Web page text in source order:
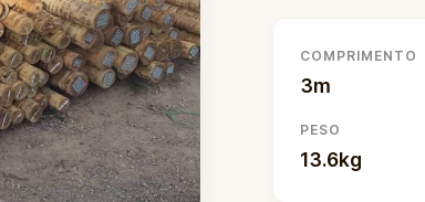
COMPRIMENTO
3m
PESO
13.6kg